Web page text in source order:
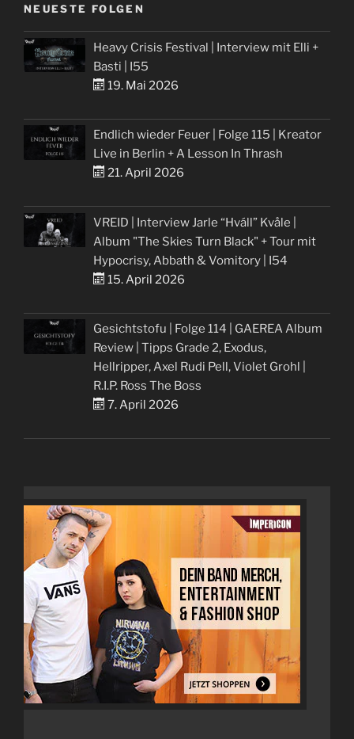
NEUESTE FOLGEN
Heavy Crisis Festival | Interview mit Elli +
Basti | I55
19. Mai 2026
Endlich wieder Feuer | Folge 115 | Kreator
Live in Berlin + A Lesson In Thrash
21. April 2026
VREID | Interview Jarle “Hváll” Kvåle |
Album "The Skies Turn Black" + Tour mit
Hypocrisy, Abbath & Vomitory | I54
15. April 2026
Gesichtstofu | Folge 114 | GAEREA Album
Review | Tipps Grade 2, Exodus,
Hellripper, Axel Rudi Pell, Violet Grohl |
R.I.P. Ross The Boss
7. April 2026